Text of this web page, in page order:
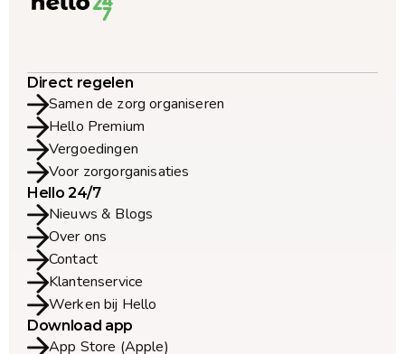
Direct regelen
Samen de zorg organiseren
Hello Premium
Vergoedingen
Voor zorgorganisaties
Hello 24/7
Nieuws & Blogs
Over ons
Contact
Klantenservice
Werken bij Hello
Download app
App Store (Apple)